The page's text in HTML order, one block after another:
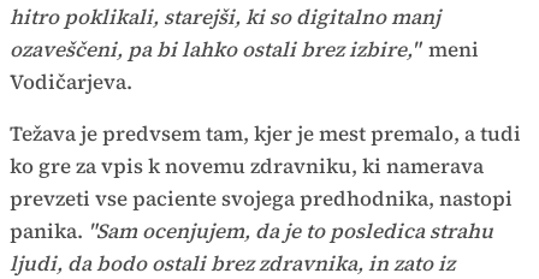
hitro poklikali, starejši, ki so digitalno manj
ozaveščeni, pa bi lahko ostali brez izbire," meni
Vodičarjeva.
Težava je predvsem tam, kjer je mest premalo, a tudi
ko gre za vpis k novemu zdravniku, ki namerava
prevzeti vse paciente svojega predhodnika, nastopi
panika. "Sam ocenjujem, da je to posledica strahu
ljudi, da bodo ostali brez zdravnika, in zato iz